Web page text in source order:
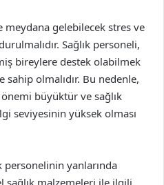
meydana gelebilecek stres ve
Sağlık personeli,
bireylere destek olabilmek
olmalıdır. Bu nedenle,
büyüktür ve sağlık
seviyesinin yüksek olması
personelinin yanlarında
sağlık malzemeleri ile ilgili